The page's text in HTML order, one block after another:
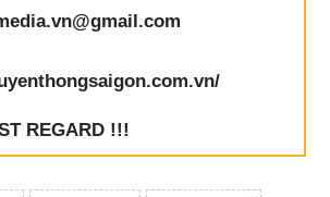
REGARD !!!